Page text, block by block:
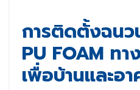
การติดตั้งฉน
PU FOAM ทา
เพื่อบ้านและอ